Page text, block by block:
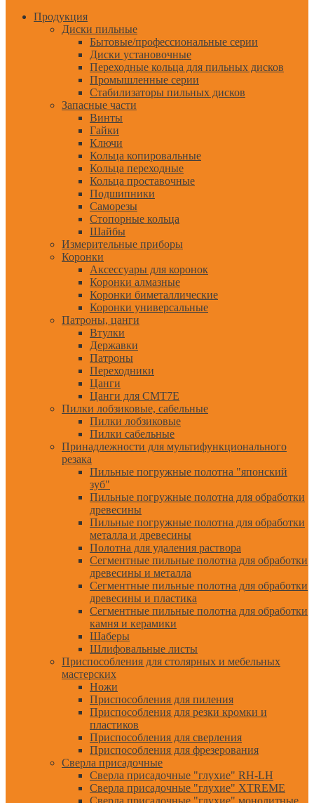
Продукция
Диски пильные
Бытовые/профессиональные серии
Диски установочные
Переходные кольца для пильных дисков
Промышленные серии
Стабилизаторы пильных дисков
Запасные части
Винты
Гайки
Ключи
Кольца копировальные
Кольца переходные
Кольца проставочные
Подшипники
Саморезы
Стопорные кольца
Шайбы
Измерительные приборы
Коронки
Аксессуары для коронок
Коронки алмазные
Коронки биметаллические
Коронки универсальные
Патроны, цанги
Втулки
Державки
Патроны
Переходники
Цанги
Цанги для CMT7E
Пилки лобзиковые, сабельные
Пилки лобзиковые
Пилки сабельные
Принадлежности для мультифункционального
резака
Пильные погружные полотна "японский
зуб"
Пильные погружные полотна для обработки
древесины
Пильные погружные полотна для обработки
металла и древесины
Полотна для удаления раствора
Сегментные пильные полотна для обработки
древесины и металла
Сегментные пильные полотна для обработки
древесины и пластика
Сегментные пильные полотна для обработки
камня и керамики
Шаберы
Шлифовальные листы
Приспособления для столярных и мебельных
мастерских
Ножи
Приспособления для пиления
Приспособления для резки кромки и
пластиков
Приспособления для сверления
Приспособления для фрезерования
Сверла присадочные
Сверла присадочные "глухие" RH-LH
Сверла присадочные "глухие" XTREME
Сверла присадочные "глухие" монолитные